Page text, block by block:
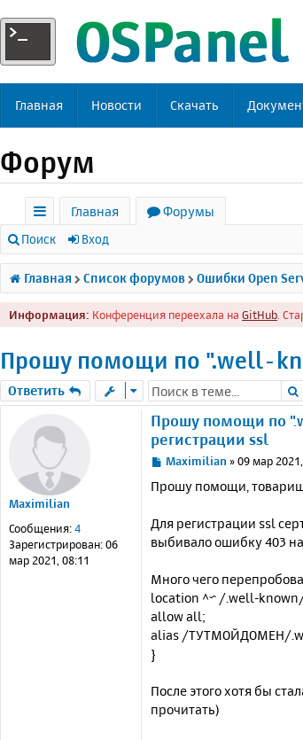
Главная Новости Скачать
Форум
с
ы
л
к
Главная
Форумы
Поиск Вход
Главная Список форумов Ошибки Open
Информация: Конференция переехала на GitHub .
Прошу помощи по ".well-
Ответить
Maximilian
Сообщения:4
Зарегистрирован:06
мар 2021, 08:11
Прошу помощи по
регистрации ssl
С
о
щ
е
е
Maximilian »09 мар
Прошу помощи,
Для регистрации ssl
выбивало ошибку 403
Много чего
location ^~ /.well-
allow all;
alias /ТУТМОЙДОМЕН/
}
После этого хотя бы
прочитать)